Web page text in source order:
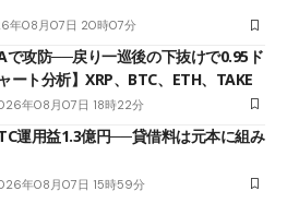
年08月07日 20時07分
で攻防──戻り一巡後の下抜けで0.95ド
ート分析】XRP、BTC、ETH、TAKE
年08月07日 18時22分
運用益1.3億円──貸借料は元本に組み
年08月07日 15時59分